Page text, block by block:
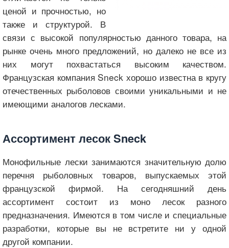
ценой и прочностью, но
также и структурой. В
связи с высокой популярностью данного товара, на
рынке очень много предложений, но далеко не все из
них могут похвастаться высоким качеством.
Французская компания Sneck хорошо известна в кругу
отечественных рыболовов своими уникальными и не
имеющими аналогов лесками.
Ассортимент лесок Sneck
Монофильные лески занимаются значительную долю
перечня рыболовных товаров, выпускаемых этой
французской фирмой. На сегодняшний день
ассортимент состоит из моно лесок разного
предназначения. Имеются в том числе и специальные
разработки, которые вы не встретите ни у одной
другой компании.